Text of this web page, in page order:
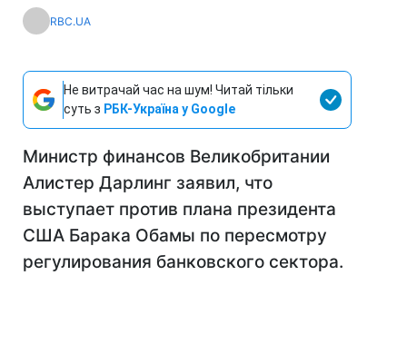
RBC.UA
Не витрачай час на шум! Читай тільки
суть з РБК-Україна у Google
Министр финансов Великобритании
Алистер Дарлинг заявил, что
выступает против плана президента
США Барака Обамы по пересмотру
регулирования банковского сектора.